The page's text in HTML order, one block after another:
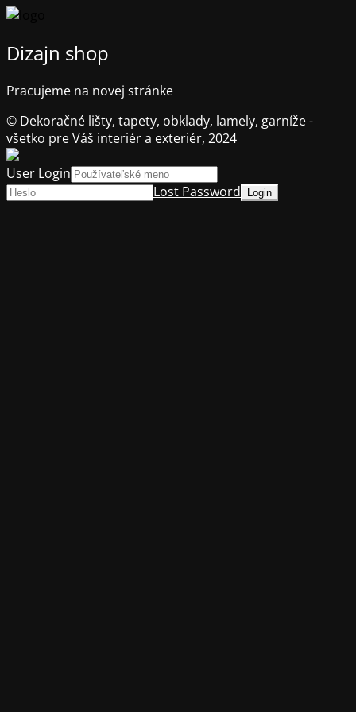
Dizajn shop
Pracujeme na novej stránke
© Dekoračné lišty, tapety, obklady, lamely, garníže -
všetko pre Váš interiér a exteriér, 2024
User Login
Lost Password